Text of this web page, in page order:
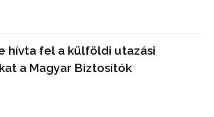
hívta fel a külföldi utazási
a Magyar Biztosítók